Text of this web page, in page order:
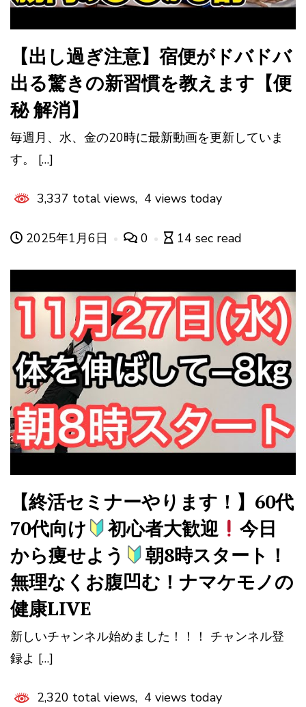
【出し過ぎ注意】宿便がドバドバ
出る驚きの新習慣を教えます【便
秘 解消】
毎週月、水、金の20時に最新動画を更新していま
す。 […]
3,337 total views, 4 views today
2025年1月6日 0 14 sec read
【終活セミナーやります！】60代
70代向け
初心者大歓迎
今日
から痩せよう
朝8時スタート！
無理なくお腹凹む！ナマケモノの
健康LIVE
新しいチャンネル始めました！！！ チャンネル登
録よ […]
2,320 total views, 4 views today